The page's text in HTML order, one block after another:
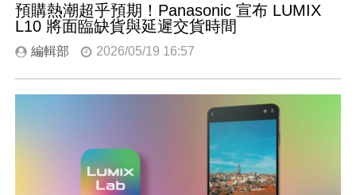
預購熱潮超乎預期！Panasonic 宣布 LUMIX
L10 將面臨缺貨與延遲交貨時間
編輯部 2026/05/19 16:57